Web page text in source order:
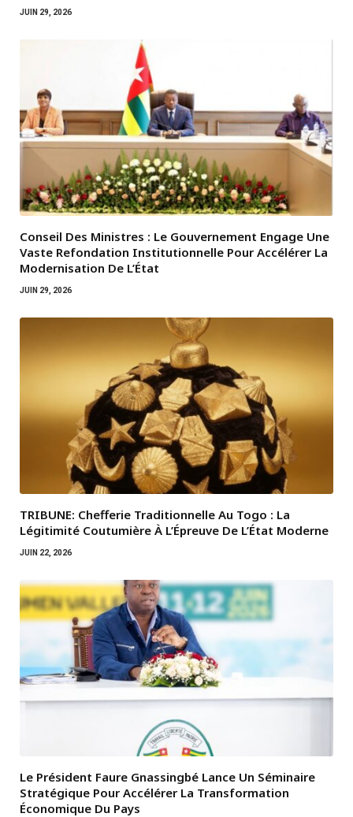
JUIN 29, 2026
Conseil Des Ministres : Le Gouvernement Engage Une
Vaste Refondation Institutionnelle Pour Accélérer La
Modernisation De L’État
JUIN 29, 2026
TRIBUNE: Chefferie Traditionnelle Au Togo : La
Légitimité Coutumière À L’Épreuve De L’État Moderne
JUIN 22, 2026
Le Président Faure Gnassingbé Lance Un Séminaire
Stratégique Pour Accélérer La Transformation
Économique Du Pays